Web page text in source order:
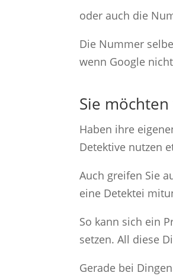
oder auch die
Die Nummer
wenn Google
Sie
Haben ihre
Detektive nutzen
Auch greifen Sie
eine Detektei
So kann sich ein
setzen. All diese
Gerade bei